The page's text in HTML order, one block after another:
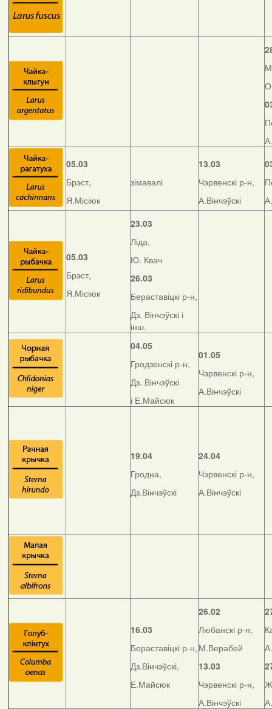
05.03
Брэст,
Я.Місіюк
зімавалі
13.03
Чэрвенскі р-н,
А.Вінчэўскі
05.03
Брэст,
Я.Місіюк
23.03
Ліда,
Ю. Квач
26.03
Бераставіцкі р-н,
Дз. Вінчэўскі і
інш.
04.05
Гродзенскі р-н,
Дз. Вінчэўскі
і Е.Майсюк
01.05
Чэрвенскі р-н,
А.Вінчэўскі
19.04
Гродна,
Дз.Вінчэўскі
24.04
Чэрвенскі р-н,
А.Вінчэўскі
16.03
Бераставіцкі р-н,
Дз.Вінчэўскі,
Е.Майсюк
26.02
Любанскі р-н,
М.Верабей
13.03
Чэрвенскі р-н,
А.Вінчэўскі